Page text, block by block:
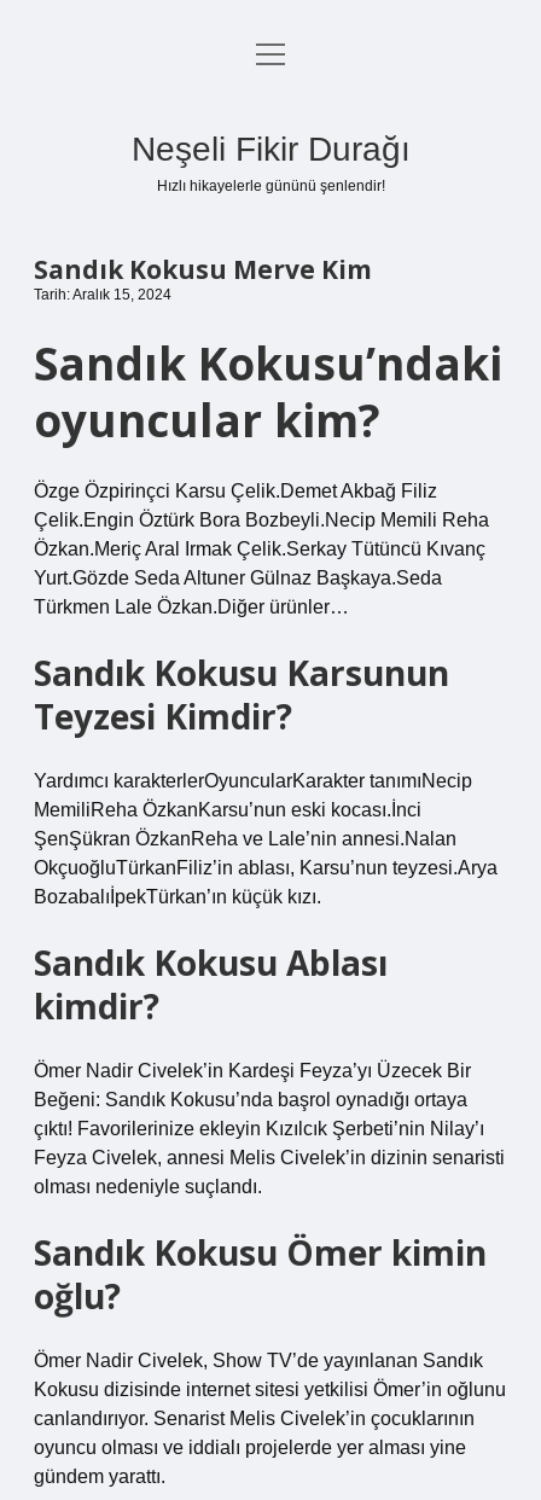
Anasayfa
menüyü
Neşeli Fikir Durağı
Hızlı hikayelerle gününü şenlendir!
Sandık Kokusu Merve Kim
Tarih: Aralık 15, 2024
Sandık Kokusu’ndaki
oyuncular kim?
Özge Özpirinçci Karsu Çelik.Demet Akbağ Filiz
Çelik.Engin Öztürk Bora Bozbeyli.Necip Memili Reha
Özkan.Meriç Aral Irmak Çelik.Serkay Tütüncü Kıvanç
Yurt.Gözde Seda Altuner Gülnaz Başkaya.Seda
Türkmen Lale Özkan.Diğer ürünler…
Sandık Kokusu Karsunun
Teyzesi Kimdir?
Yardımcı karakterlerOyuncularKarakter tanımıNecip
MemiliReha ÖzkanKarsu’nun eski kocası.İnci
ŞenŞükran ÖzkanReha ve Lale’nin annesi.Nalan
OkçuoğluTürkanFiliz’in ablası, Karsu’nun teyzesi.Arya
BozabalıİpekTürkan’ın küçük kızı.
Sandık Kokusu Ablası
kimdir?
Ömer Nadir Civelek’in Kardeşi Feyza’yı Üzecek Bir
Beğeni: Sandık Kokusu’nda başrol oynadığı ortaya
çıktı! Favorilerinize ekleyin Kızılcık Şerbeti’nin Nilay’ı
Feyza Civelek, annesi Melis Civelek’in dizinin senaristi
olması nedeniyle suçlandı.
Sandık Kokusu Ömer kimin
oğlu?
Ömer Nadir Civelek, Show TV’de yayınlanan Sandık
Kokusu dizisinde internet sitesi yetkilisi Ömer’in oğlunu
canlandırıyor. Senarist Melis Civelek’in çocuklarının
oyuncu olması ve iddialı projelerde yer alması yine
gündem yarattı.